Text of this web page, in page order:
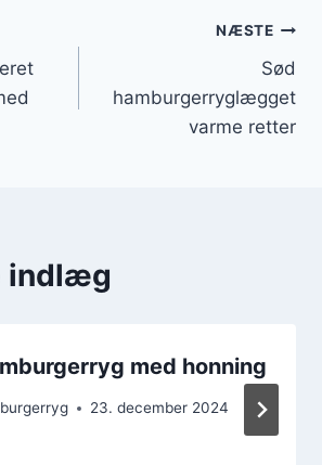
NÆSTE
Sød
hamburgerryglægget
varme retter
indlæg
med honning
23. december 2024